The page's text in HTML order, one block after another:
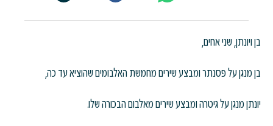
בן ויונתן, שני אחים,
בן מנגן על פסנתר ומבצע שירים מחמשת האלבומים שהוציא עד כה,
יונתן מנגן על גיטרה ומבצע שירים מאלבום הבכורה שלו.